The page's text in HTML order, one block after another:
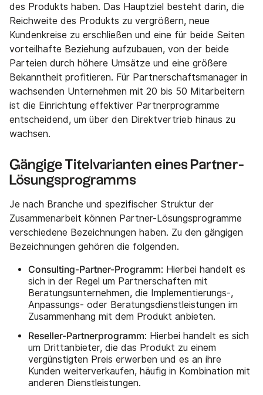
des Produkts haben. Das Hauptziel besteht darin, die
Reichweite des Produkts zu vergrößern, neue
Kundenkreise zu erschließen und eine für beide Seiten
vorteilhafte Beziehung aufzubauen, von der beide
Parteien durch höhere Umsätze und eine größere
Bekanntheit profitieren. Für Partnerschaftsmanager in
wachsenden Unternehmen mit 20 bis 50 Mitarbeitern
ist die Einrichtung effektiver Partnerprogramme
entscheidend, um über den Direktvertrieb hinaus zu
wachsen.
Gängige Titelvarianten eines Partner-
Lösungsprogramms
Je nach Branche und spezifischer Struktur der
Zusammenarbeit können Partner-Lösungsprogramme
verschiedene Bezeichnungen haben. Zu den gängigen
Bezeichnungen gehören die folgenden.
Consulting-Partner-Programm: Hierbei handelt es
sich in der Regel um Partnerschaften mit
Beratungsunternehmen, die Implementierungs-,
Anpassungs- oder Beratungsdienstleistungen im
Zusammenhang mit dem Produkt anbieten.
Reseller-Partnerprogramm: Hierbei handelt es sich
um Drittanbieter, die das Produkt zu einem
vergünstigten Preis erwerben und es an ihre
Kunden weiterverkaufen, häufig in Kombination mit
anderen Dienstleistungen.